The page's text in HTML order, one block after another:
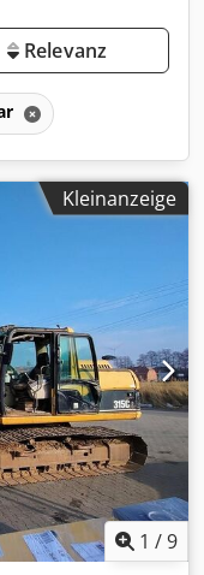
Relevanz
Kleinanzeige
1 /9